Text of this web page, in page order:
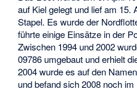
auf Kiel gelegt und lief am 15.
Stapel. Es wurde der
führte einige Einsätze in der
Zwischen 1994 und 2002
09786 umgebaut und erhielt
2004 wurde es auf den
und befand sich 2008 noch